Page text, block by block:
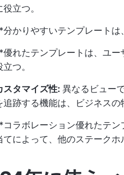
役立つ。
分かりやすいテンプレートは
優れたテンプレートは、ユー
立つ。
スタマイズ性: 異なるビュー
追跡する機能は、ビジネスの
コラボレーション優れたテン
てによって、他のステークホ